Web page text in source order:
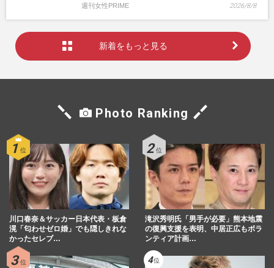
週刊女性PRIME 2026/8/8
新着をもっと見る
Photo Ranking
川口春奈＆サッカー日本代表・板倉
滉「匂わせゼロ婚」でも隠しきれな
かったセレブ…
滝沢秀明氏「男手が必要」熊本地震
の復興支援を表明、中居正広もボラ
ンティア計画…